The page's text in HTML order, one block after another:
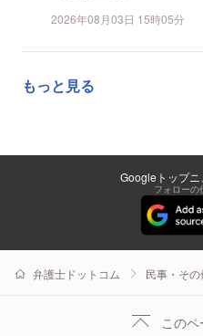
2026年08月03日 15時05分
もっと見る
Googleトップ
フォローの
弁護士ドットコム 民事・その
この